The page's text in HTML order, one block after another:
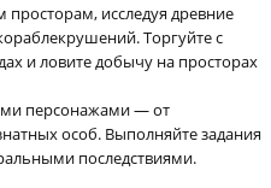
исследуя древние
Торгуйте с
и ловите добычу на просторах
персонажами — от
особ. Выполняйте задания
последствиями.